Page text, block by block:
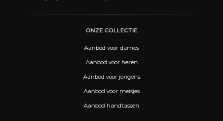
ONZE COLLECTIE
Aanbod voor dames
Aanbod voor heren
Aanbod voor jongens
Aanbod voor meisjes
Aanbod handtassen